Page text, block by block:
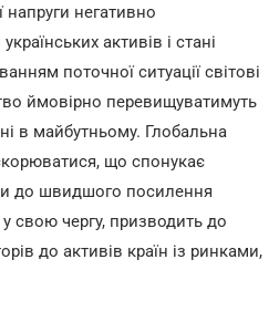
напруги негативно
активів і стані
поточної ситуації світові
ймовірно перевищуватимуть
в майбутньому. Глобальна
що спонукає
до швидшого посилення
свою чергу, призводить до
до активів країн із ринками,